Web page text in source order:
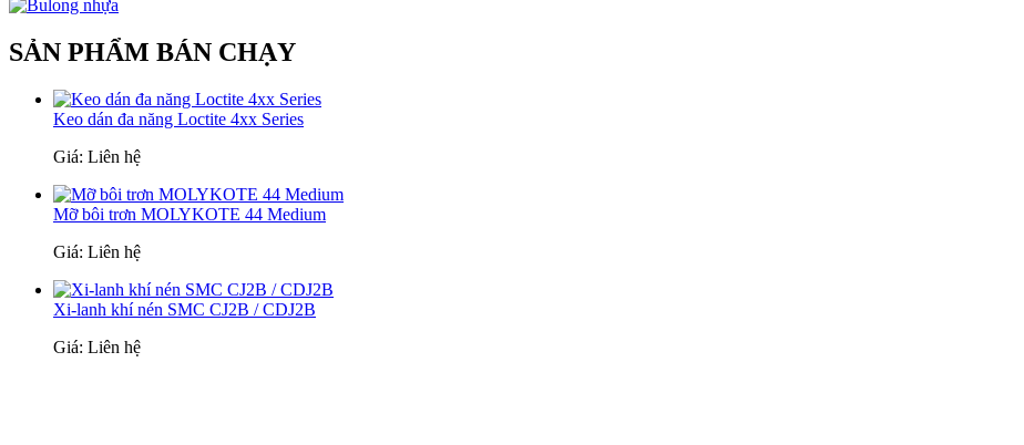
SẢN PHẨM BÁN CHẠY
Keo dán đa năng Loctite 4xx Series
Giá: Liên hệ
Mỡ bôi trơn MOLYKOTE 44 Medium
Giá: Liên hệ
Xi-lanh khí nén SMC CJ2B / CDJ2B
Giá: Liên hệ